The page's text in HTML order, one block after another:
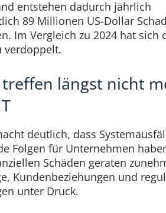
entstehen dadurch jährlich
89 Millionen US-Dollar
Im Vergleich zu 2024 hat sich
verdoppelt.
längst nicht
deutlich, dass
Folgen für Unternehmen
Schäden geraten
Kundenbeziehungen und
unter Druck.